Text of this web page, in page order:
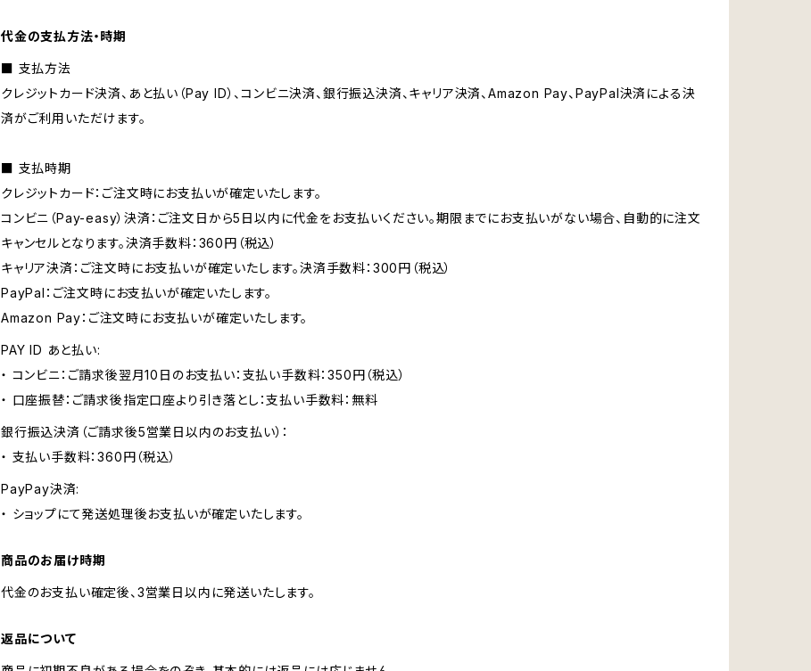
代金の支払方法・時期
■ 支払方法
クレジットカード決済、あと払い（Pay ID）、コンビニ決済、銀行振込決済、キャリア決済、Amazon Pay、PayPal決済による決
済がご利用いただけます。
■ 支払時期
クレジットカード：ご注文時にお支払いが確定いたします。
コンビニ（Pay-easy）決済：ご注文日から5日以内に代金をお支払いください。期限までにお支払いがない場合、自動的に注文
キャンセルとなります。決済手数料：360円（税込）
キャリア決済：ご注文時にお支払いが確定いたします。決済手数料：300円（税込）
PayPal：ご注文時にお支払いが確定いたします。
Amazon Pay：ご注文時にお支払いが確定いたします。
PAY ID あと払い:
・ コンビニ：ご請求後翌月10日のお支払い：支払い手数料：350円（税込）
・ 口座振替：ご請求後指定口座より引き落とし：支払い手数料：無料
銀行振込決済（ご請求後5営業日以内のお支払い）：
・ 支払い手数料：360円（税込）
PayPay決済:
・ ショップにて発送処理後お支払いが確定いたします。
商品のお届け時期
代金のお支払い確定後、3営業日以内に発送いたします。
返品について